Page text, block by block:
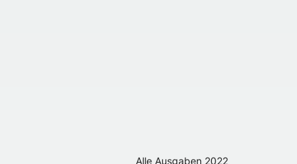
Alle Ausgaben 2022